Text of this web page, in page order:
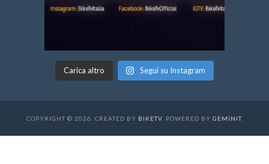
Carica altro Segui su Instagram
COPYRIGHT © 2026. CREATED BY BIKETV. POWERED BY GEMINIT.